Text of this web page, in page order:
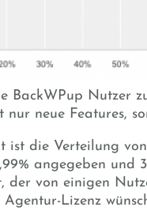
BackWPup Nutzer
neue Features,
ist die Verteilung
angegeben und
der von einigen
Lizenz